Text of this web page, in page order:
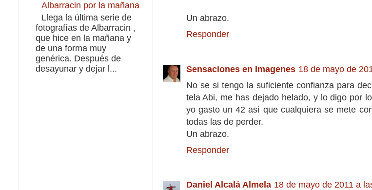
Un abrazo.
Responder
Sensaciones en Imagenes 18 de mayo de
No se si tengo la suficiente confianza para
tela Abi, me has dejado helado, y lo digo por
yo gasto un 42 así que cualquiera se mete
todas las de perder.
Un abrazo.
Responder
Daniel Alcalá Almela 18 de mayo de 2011 a
Albarracin por la mañana
Llega la última serie de
fotografías de Albarracin ,
que hice en la mañana y
de una forma muy
genérica. Después de
desayunar y dejar l...